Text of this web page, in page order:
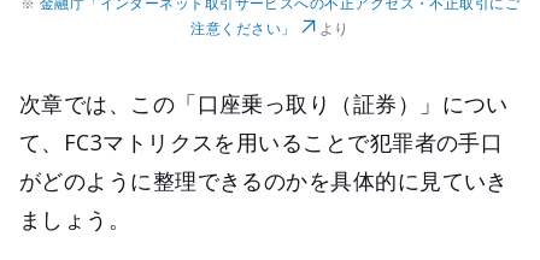
注意ください」
より
次章では、この「口座乗っ取り（証券）」につい
て、FC3マトリクスを用いることで犯罪者の手口
がどのように整理できるのかを具体的に見ていき
ましょう。